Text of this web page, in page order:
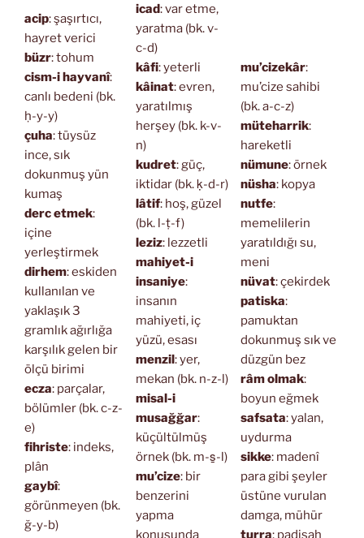
acip: şaşırtıcı,
hayret verici
büzr: tohum
cism-i hayvanî:
canlı bedeni (bk.
ḥ-y-y)
çuha: tüysüz
ince, sık
dokunmuş yün
kumaş
derc etmek:
içine
yerleştirmek
dirhem: eskiden
kullanılan ve
yaklaşık 3
gramlık ağırlığa
karşılık gelen bir
ölçü birimi
ecza: parçalar,
bölümler (bk. c-z-
e)
fihriste: indeks,
plân
gaybî:
görünmeyen (bk.
ğ-y-b)
icad: var etme,
yaratma (bk. v-
c-d)
kâfi: yeterli
kâinat: evren,
yaratılmış
herşey (bk. k-v-
n)
kudret: güç,
iktidar (bk. ḳ-d-r)
lâtif: hoş, güzel
(bk. l-ṭ-f)
leziz: lezzetli
mahiyet-i
insaniye:
insanın
mahiyeti, iç
yüzü, esası
menzil: yer,
mekan (bk. n-z-l)
misal-i
musağğar:
küçültülmüş
örnek (bk. m-s̱-l)
mu’cize: bir
benzerini
yapma
konusunda
mu’cizekâr:
mu’cize sahibi
(bk. a-c-z)
müteharrik:
hareketli
nümune: örnek
nüsha: kopya
nutfe:
memelilerin
yaratıldığı su,
meni
nüvat: çekirdek
patiska:
pamuktan
dokunmuş sık ve
düzgün bez
râm olmak:
boyun eğmek
safsata: yalan,
uydurma
sikke: madenî
para gibi şeyler
üstüne vurulan
damga, mühür
turra: padişah